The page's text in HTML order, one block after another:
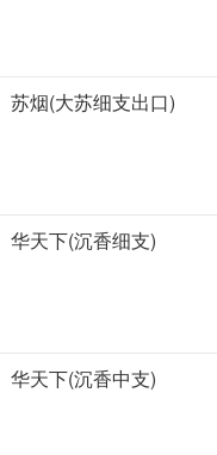
苏烟(大苏细支出口)
华天下(沉香细支)
华天下(沉香中支)